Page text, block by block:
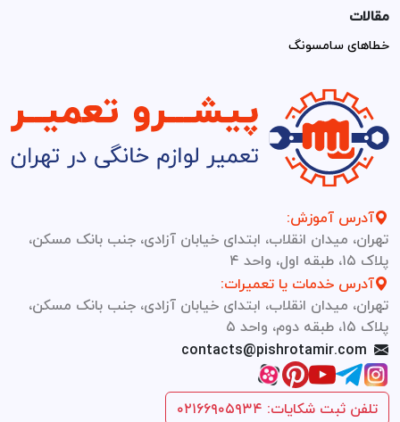
مقالات
خطاهای سامسونگ
آدرس آموزش:
تهران، میدان انقلاب، ابتدای خیابان آزادی، جنب بانک مسکن،
پلاک ۱۵، طبقه اول، واحد ۴
آدرس خدمات یا تعمیرات:
تهران، میدان انقلاب، ابتدای خیابان آزادی، جنب بانک مسکن،
پلاک ۱۵، طبقه دوم، واحد ۵
contacts@pishrotamir.com
تلفن ثبت شکایات: ۰۲۱۶۶۹۰۵۹۳۴